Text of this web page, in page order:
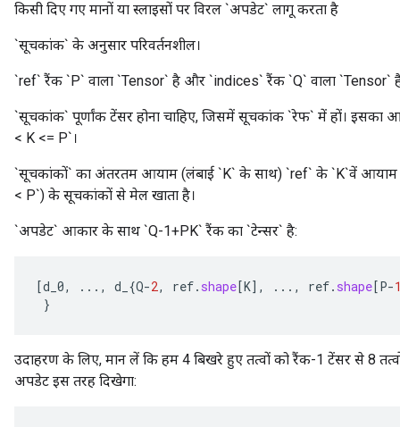
किसी दिए गए मानों या स्लाइसों पर विरल `अपडेट` लागू करता है
`सूचकांक` के अनुसार परिवर्तनशील।
`ref` रैंक `P` वाला `Tensor` है और `indices` रैंक `Q` वाला `Tensor`
`सूचकांक` पूर्णांक टेंसर होना चाहिए, जिसमें सूचकांक `रेफ` में हों। इसका
< K <= P`।
`सूचकांकों` का अंतरतम आयाम (लंबाई `K` के साथ) `ref` के `K`वें आयाम के
< P`) के सूचकांकों से मेल खाता है।
`अपडेट` आकार के साथ `Q-1+PK` रैंक का `टेन्सर` है:
[d_0, ..., d_ {Q-2, ref. shape[K] , ..., ref. shape[P-
}
उदाहरण के लिए, मान लें कि हम 4 बिखरे हुए तत्वों को रैंक-1 टेंसर से 8
अपडेट इस तरह दिखेगा: